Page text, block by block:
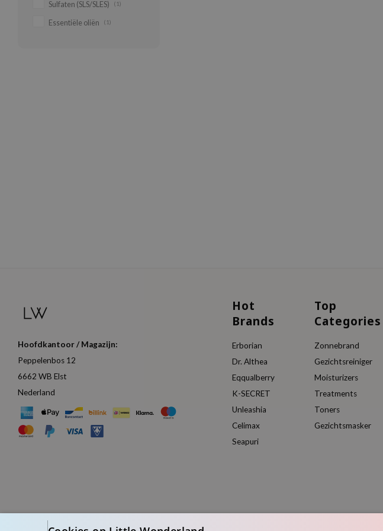
Sulfaten (SLS/SLES) (1)
Essentiële oliën (1)
Hoofdkantoor / Magazijn:
Peppelenbos 12
6662 WB Elst
Nederland
Hot
Brands
Erborian
Dr. Althea
Eqqualberry
K-SECRET
Unleashia
Celimax
Seapuri
Top
Categories
Zonnebrand
Gezichtsreiniger
Moisturizers
Treatments
Toners
Gezichtsmasker